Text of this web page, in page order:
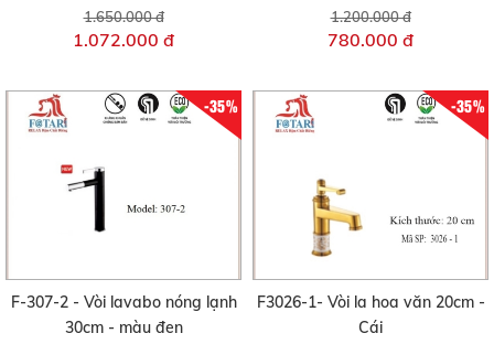
1.650.000 đ
1.072.000 đ
1.200.000 đ
780.000 đ
-35%
F-307-2 - Vòi lavabo nóng lạnh
30cm - màu đen
-35%
F3026-1- Vòi la hoa văn 20cm -
Cái